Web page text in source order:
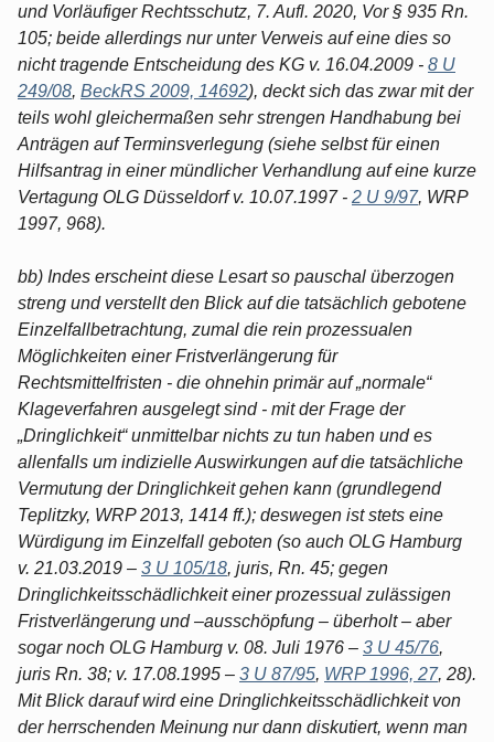
und Vorläufiger Rechtsschutz, 7. Aufl. 2020, Vor § 935 Rn.
105; beide allerdings nur unter Verweis auf eine dies so
nicht tragende Entscheidung des KG v. 16.04.2009 - 8 U
249/08, BeckRS 2009, 14692), deckt sich das zwar mit der
teils wohl gleichermaßen sehr strengen Handhabung bei
Anträgen auf Terminsverlegung (siehe selbst für einen
Hilfsantrag in einer mündlicher Verhandlung auf eine kurze
Vertagung OLG Düsseldorf v. 10.07.1997 - 2 U 9/97, WRP
1997, 968).
bb) Indes erscheint diese Lesart so pauschal überzogen
streng und verstellt den Blick auf die tatsächlich gebotene
Einzelfallbetrachtung, zumal die rein prozessualen
Möglichkeiten einer Fristverlängerung für
Rechtsmittelfristen - die ohnehin primär auf „normale“
Klageverfahren ausgelegt sind - mit der Frage der
„Dringlichkeit“ unmittelbar nichts zu tun haben und es
allenfalls um indizielle Auswirkungen auf die tatsächliche
Vermutung der Dringlichkeit gehen kann (grundlegend
Teplitzky, WRP 2013, 1414 ff.); deswegen ist stets eine
Würdigung im Einzelfall geboten (so auch OLG Hamburg
v. 21.03.2019 – 3 U 105/18, juris, Rn. 45; gegen
Dringlichkeitsschädlichkeit einer prozessual zulässigen
Fristverlängerung und –ausschöpfung – überholt – aber
sogar noch OLG Hamburg v. 08. Juli 1976 – 3 U 45/76,
juris Rn. 38; v. 17.08.1995 – 3 U 87/95, WRP 1996, 27, 28).
Mit Blick darauf wird eine Dringlichkeitsschädlichkeit von
der herrschenden Meinung nur dann diskutiert, wenn man